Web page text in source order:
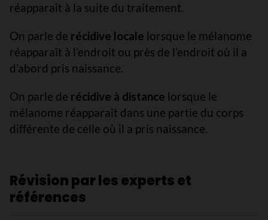
réapparaît à la suite du traitement.
On parle de récidive locale lorsque le mélanome
réapparaît à l’endroit ou près de l’endroit où il a
d’abord pris naissance.
On parle de récidive à distance lorsque le
mélanome réapparaît dans une partie du corps
différente de celle où il a pris naissance.
Révision par les experts et
références